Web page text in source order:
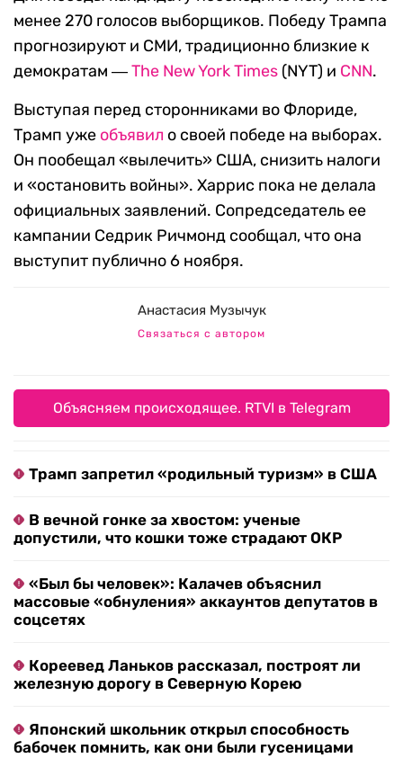
менее 270 голосов выборщиков. Победу Трампа
прогнозируют и СМИ, традиционно близкие к
демократам ―The New York Times (NYT) и CNN.
Выступая перед сторонниками во Флориде,
Трамп уже объявил о своей победе на выборах.
Он пообещал «вылечить» США, снизить налоги
и «остановить войны». Харрис пока не делала
официальных заявлений. Сопредседатель ее
кампании Седрик Ричмонд сообщал, что она
выступит публично 6 ноября.
Анастасия Музычук
Связаться с автором
Объясняем происходящее. RTVI в Telegram
Трамп запретил «родильный туризм» в США
В вечной гонке за хвостом: ученые
допустили, что кошки тоже страдают ОКР
«Был бы человек»: Калачев объяснил
массовые «обнуления» аккаунтов депутатов в
соцсетях
Кореевед Ланьков рассказал, построят ли
железную дорогу в Северную Корею
Японский школьник открыл способность
бабочек помнить, как они были гусеницами